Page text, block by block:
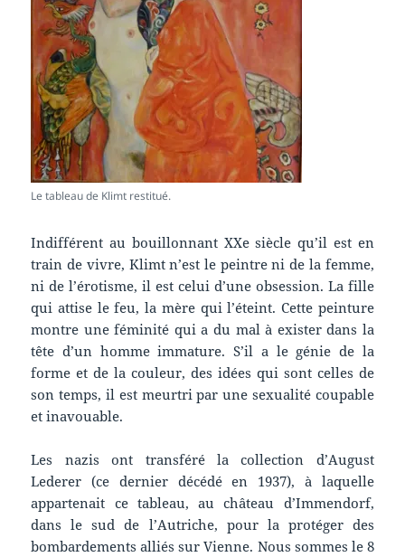
Le tableau de Klimt restitué.
Indifférent au bouillonnant XXe siècle qu’il est en
train de vivre, Klimt n’est le peintre ni de la femme,
ni de l’érotisme, il est celui d’une obsession. La fille
qui attise le feu, la mère qui l’éteint. Cette peinture
montre une féminité qui a du mal à exister dans la
tête d’un homme immature. S’il a le génie de la
forme et de la couleur, des idées qui sont celles de
son temps, il est meurtri par une sexualité coupable
et inavouable.
Les nazis ont transféré la collection d’August
Lederer (ce dernier décédé en 1937), à laquelle
appartenait ce tableau, au château d’Immendorf,
dans le sud de l’Autriche, pour la protéger des
bombardements alliés sur Vienne. Nous sommes le 8